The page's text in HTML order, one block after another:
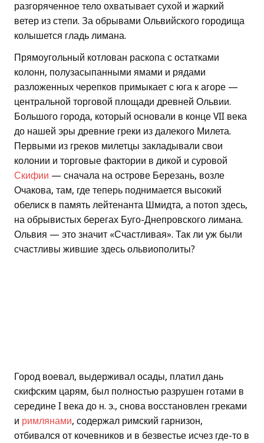
разгоряченное тело охватывает сухой и жаркий
ветер из степи. За обрывами Ольвийского городища
колышется гладь лимана.
Прямоугольный котлован раскопа с остатками
колонн, полузасыпанными ямами и рядами
разложенных черепков примыкает с юга к агоре —
центральной торговой площади древней Ольвии.
Большого города, который основали в конце VII века
до нашей эры древние греки из далекого Милета.
Первыми из греков милетцы закладывали свои
колонии и торговые фактории в дикой и суровой
Скифии — сначала на острове Березань, возле
Очакова, там, где теперь поднимается высокий
обелиск в память лейтенанта Шмидта, а потоп здесь,
на обрывистых берегах Буго-Днепровского лимана.
Ольвия — это значит «Счастливая». Так ли уж были
счастливы жившие здесь ольвиополиты?
Город воевал, выдерживал осады, платил дань
скифским царям, был полностью разрушен готами в
середине I века до н. э., снова восстановлен греками
и римлянами, содержал римский гарнизон,
отбивался от кочевников и в безвестье исчез где-то в